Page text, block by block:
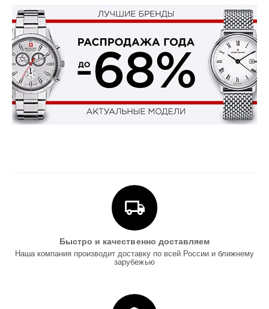
Быстро и качественно доставляем
Наша компания производит доставку по всей России и ближнему
зарубежью